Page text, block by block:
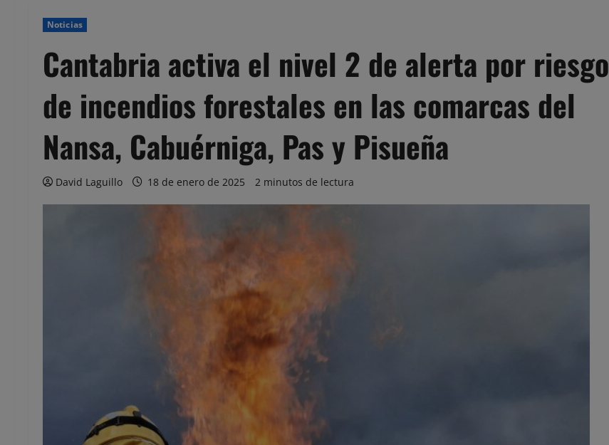
Noticias
Cantabria activa el nivel 2 de alerta por riesgo
de incendios forestales en las comarcas del
Nansa, Cabuérniga, Pas y Pisueña
David Laguillo 18 de enero de 2025 2 minutos de lectura